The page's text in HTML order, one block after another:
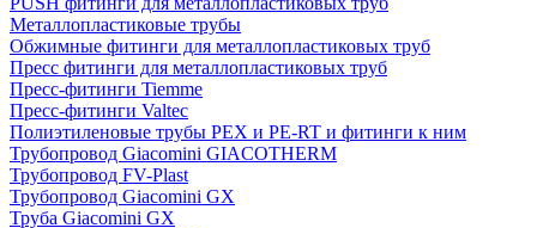
Металлопластиковые трубы
Обжимные фитинги для металлопластиковых труб
Пресс фитинги для металлопластиковых труб
Пресс-фитинги Tiemme
Пресс-фитинги Valtec
Полиэтиленовые трубы PEX и PE-RT и фитинги к ним
Трубопровод Giacomini GIACOTHERM
Трубопровод FV-Plast
Трубопровод Giacomini GX
Труба Giacomini GX